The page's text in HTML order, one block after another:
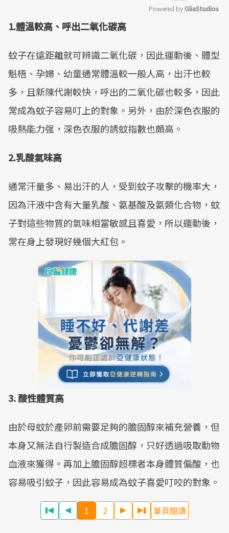
Powered by GliaStudios
1.體溫較高、呼出二氧化碳高
蚊子在遠距離就可辨識二氧化碳，因此運動後、體型
魁梧、孕婦、幼童通常體溫較一般人高，出汗也較
多，且新陳代謝較快，呼出的二氧化碳也較多，因此
常成為蚊子容易叮上的對象。另外，由於深色衣服的
吸熱能力强，深色衣服的誘蚊指數也頗高。
2.乳酸氣味高
通常汗量多、易出汗的人，受到蚊子攻擊的機率大，
因為汗液中含有大量乳酸、氨基酸及氨類化合物，蚊
子對這些物質的氣味相當敏感且喜愛，所以運動後，
常在身上發現好幾個大紅包。
3. 酸性體質高
由於母蚊於產卵前需要足夠的膽固醇來補充營養，但
本身又無法自行製造合成膽固醇，只好透過吸取動物
血液來獲得。再加上膽固醇超標者本身體質偏酸，也
容易吸引蚊子，因此容易成為蚊子喜愛叮咬的對象。
1 2 單頁閱讀